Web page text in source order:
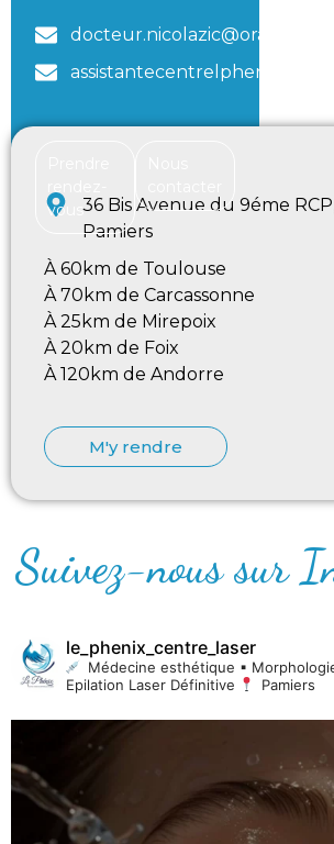
docteur.nicolazic@orange.fr
vous36 Bis Avenue du 9éme
Pamiers
À 60km de Toulouse
À 70km de Carcassonne
À 25km de Mirepoix
À 20km de Foix
À 120km de Andorre
M'y rendre
Suivez-nous sur
le_phenix_centre_laser
Médecine esthétique ▪︎
Epilation Laser Définitive
Pamiers